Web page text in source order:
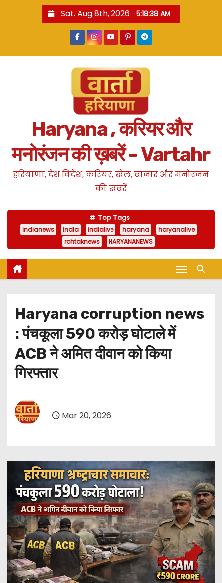
Sat. Aug 8th, 2026 5:18:39 AM
Haryana , करियर और
मनोरंजन की ख़बरें - Vartahr
हरियाणा, देश विदेश, करियर, खेल, बाजार और मनोरंजन
की ख़बरें
Top Tags
indianews india indialive haryana
haryanalive
rohtaknews
HARYANANEWS
Haryana corruption news
: पंचकूला 590 करोड़ घोटाले में
ACB ने अमित दीवान को किया
गिरफ्तार
Mar 20, 2026